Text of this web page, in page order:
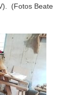
(Fotos Beate